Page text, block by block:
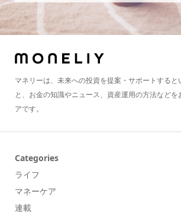
マネリーは、未来への投資を提案・サポートすると
と、お金の知識やニュース、資産運用の方法などを
アです。
Categories
ライフ
マネーケア
連載